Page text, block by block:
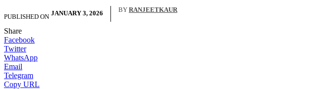
PUBLISHED ON JANUARY 3, 2026 BY RANJEETKAUR
Share
Facebook
Twitter
WhatsApp
Email
Telegram
Copy URL